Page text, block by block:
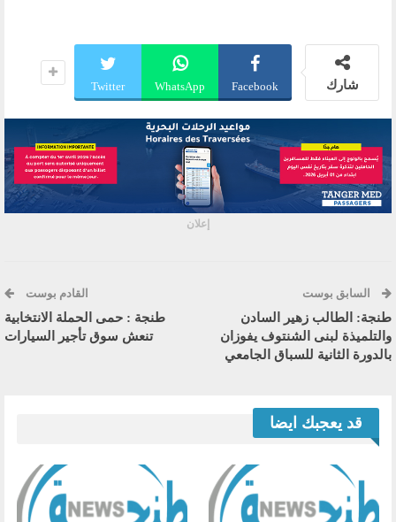
شارك Facebook
WhatsApp
Twitter
إعلان
السابق بوست
طنجة: الطالب زهير السادن
والتلميذة لبنى الشنتوف يفوزان
بالدورة الثانية للسباق الجامعي
القادم بوست
طنجة : حمى الحملة الانتخابية
تنعش سوق تأجير السيارات
قد يعجبك ايضا